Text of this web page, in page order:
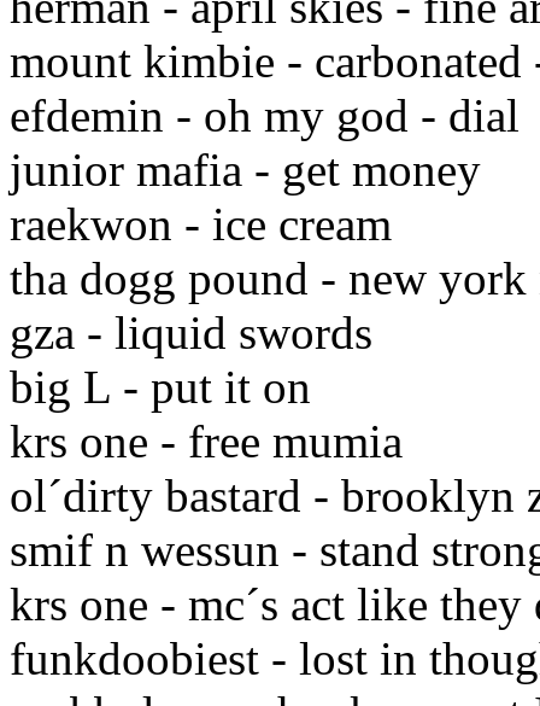
mount kimbie -
efdemin - oh my god - dial
junior mafia - get money
raekwon - ice cream
tha dogg pound - new
gza - liquid swords
big L - put it on
krs one - free mumia
ol´dirty bastard - brooklyn
smif n wessun - stand
krs one - mc´s act like they
funkdoobiest - lost in